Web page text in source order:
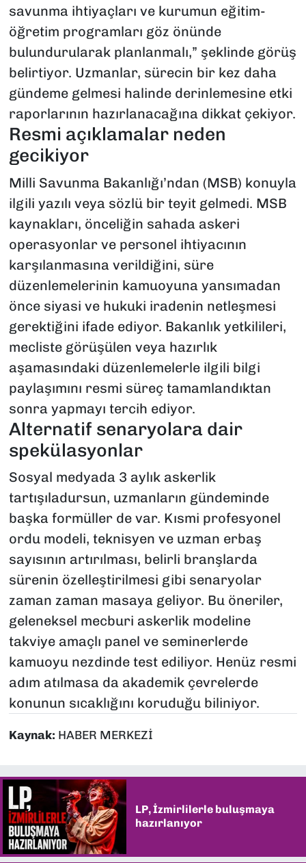
savunma ihtiyaçları ve kurumun eğitim-
öğretim programları göz önünde
bulundurularak planlanmalı,” şeklinde görüş
belirtiyor. Uzmanlar, sürecin bir kez daha
gündeme gelmesi halinde derinlemesine etki
raporlarının hazırlanacağına dikkat çekiyor.
Resmi açıklamalar neden
gecikiyor
Milli Savunma Bakanlığı’ndan (MSB) konuyla
ilgili yazılı veya sözlü bir teyit gelmedi. MSB
kaynakları, önceliğin sahada askeri
operasyonlar ve personel ihtiyacının
karşılanmasına verildiğini, süre
düzenlemelerinin kamuoyuna yansımadan
önce siyasi ve hukuki iradenin netleşmesi
gerektiğini ifade ediyor. Bakanlık yetkilileri,
mecliste görüşülen veya hazırlık
aşamasındaki düzenlemelerle ilgili bilgi
paylaşımını resmi süreç tamamlandıktan
sonra yapmayı tercih ediyor.
Alternatif senaryolara dair
spekülasyonlar
Sosyal medyada 3 aylık askerlik
tartışıladursun, uzmanların gündeminde
başka formüller de var. Kısmi profesyonel
ordu modeli, teknisyen ve uzman erbaş
sayısının artırılması, belirli branşlarda
sürenin özelleştirilmesi gibi senaryolar
zaman zaman masaya geliyor. Bu öneriler,
geleneksel mecburi askerlik modeline
takviye amaçlı panel ve seminerlerde
kamuoyu nezdinde test ediliyor. Henüz resmi
adım atılmasa da akademik çevrelerde
konunun sıcaklığını koruduğu biliniyor.
Kaynak: HABER MERKEZİ
LP, İzmirlilerle buluşmaya
hazırlanıyor